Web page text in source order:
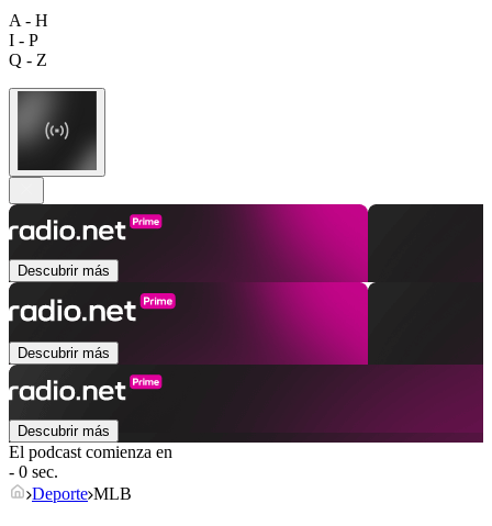
A - H
I - P
Q - Z
Descubrir más
Descubrir más
Descubrir más
El podcast comienza en
- 0 sec.
Deporte MLB